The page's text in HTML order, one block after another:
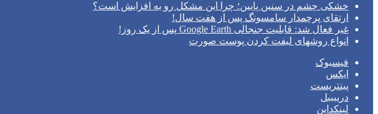
خشکی چشم در سنین پایین؛ چرا این مشکل رو به افزایش است؟
ارتقای پرچمدار سامسونگ پس از هفت سال!
غیر فعال شد: قابلیت جنجالی Google Earth پس از یک روز!
انواع روشهای لیفت کردن پوست صورت
فیسبوک
ایکس
پینتریست
دریبببل
لینکداین